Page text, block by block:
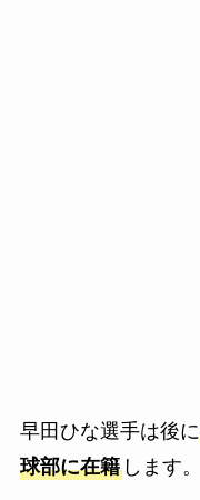
早田ひな選手は後に
球部に在籍します。